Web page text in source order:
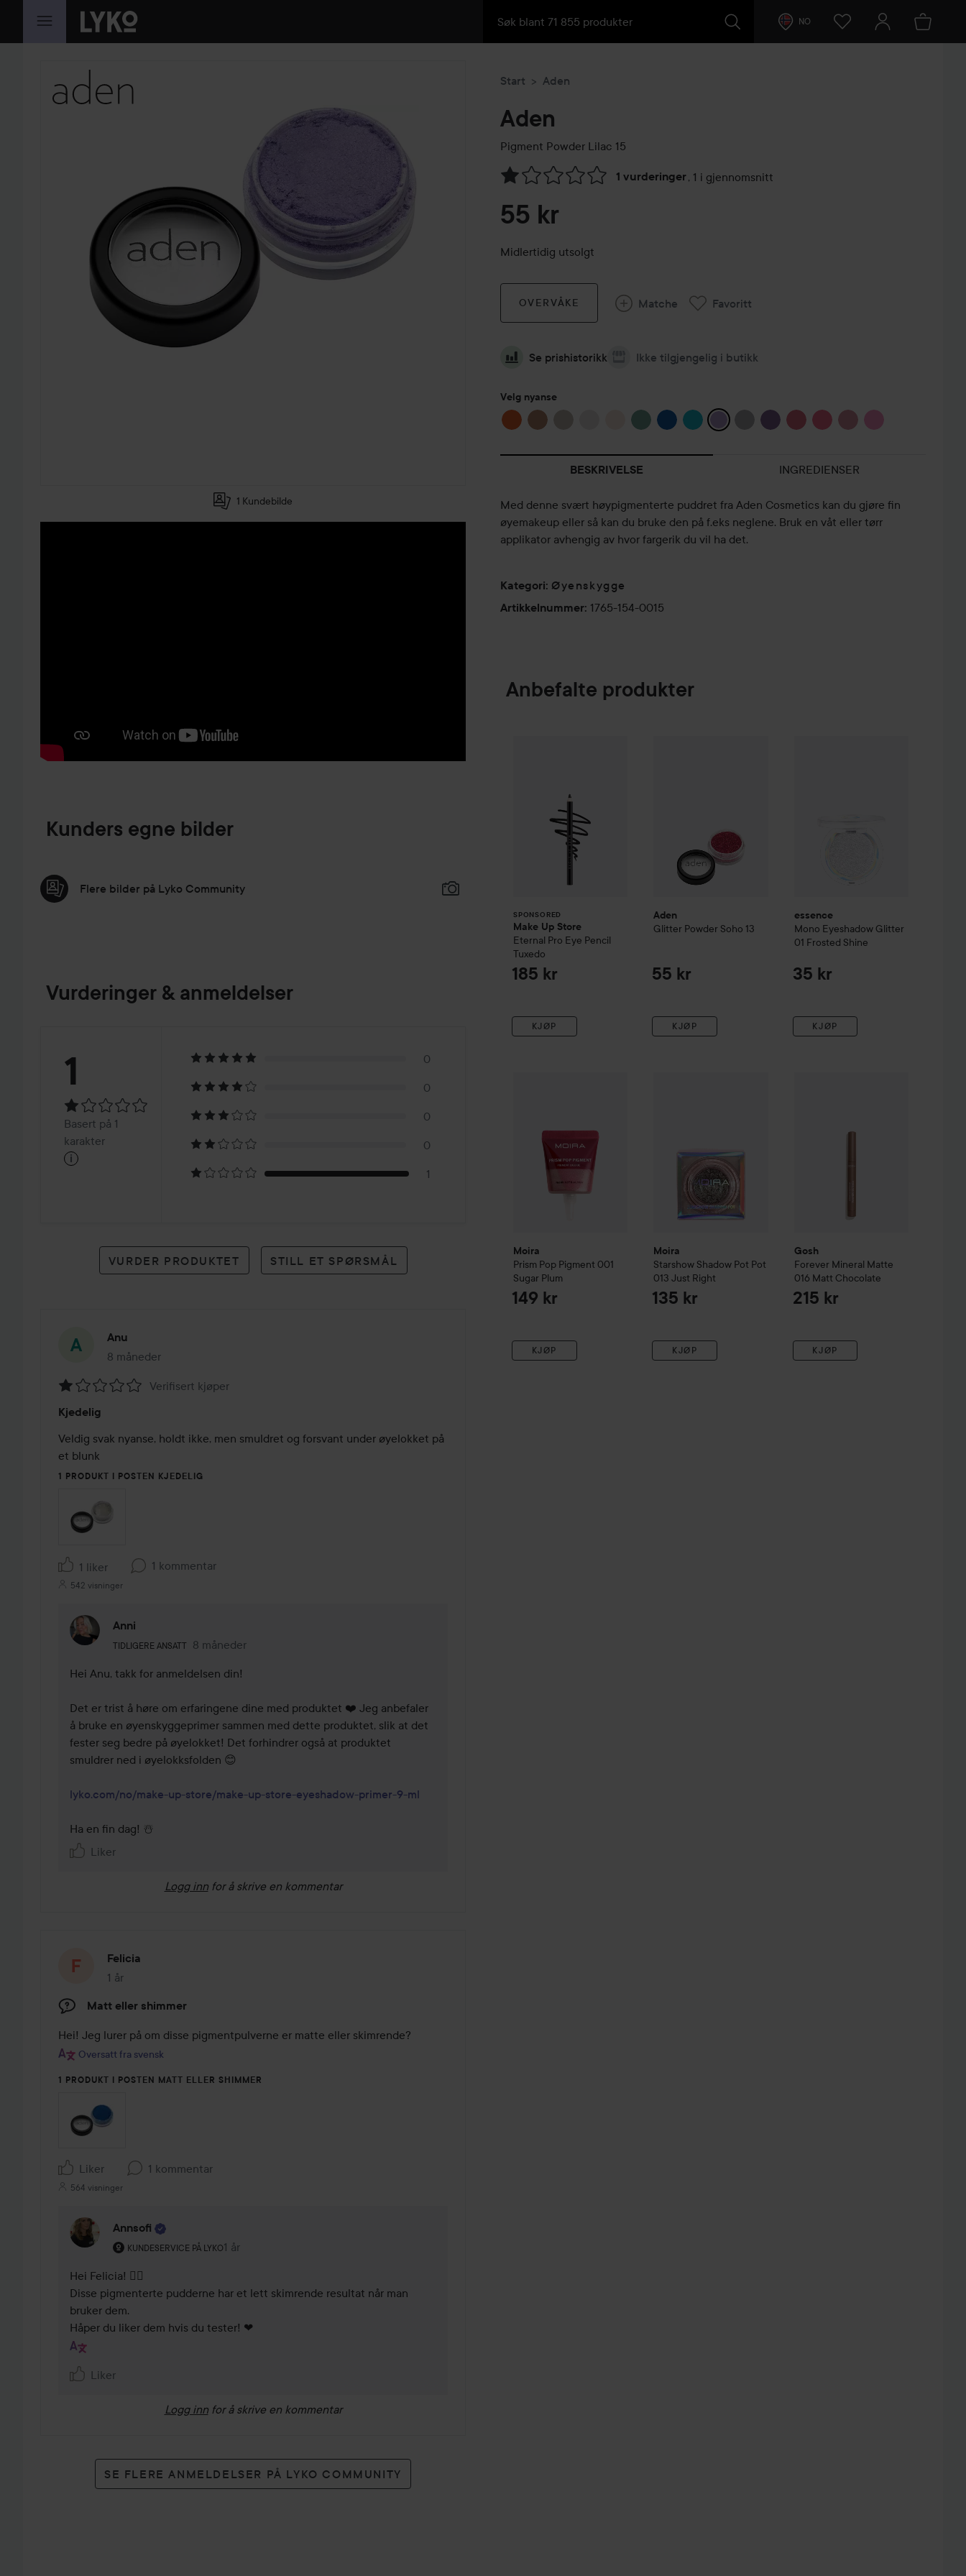
GÅ TIL INNHOLD NO
1 Kundebilde
Kunders egne bilder
Flere bilder på Lyko Community
Vurderinger & anmeldelser
Vurdering:
1Basert
på
karakter
1
Basert på 1
karakter
i
0
0
0
0
1
VURDER PRODUKTET STILL ET SPØRSMÅL
Anu
8 måneder
Innlegget ble opprettet 8 måneder
1
av
5
Verifisert kjøper
Kjedelig
Veldig svak nyanse, holdt ikke, men smuldret og forsvant under øyelokket på
et blunk
1 PRODUKT I POSTEN KJEDELIG
1 liker 1 kommentar
542 visninger
Anni
TIDLIGERE ANSATT
Brukerens rolle: Tidligere ansatt.
8 måneder
Kommentaren lades 8 måneder
Hei Anu, takk for anmeldelsen din!
Det er trist å høre om erfaringene dine med produktet ❤️ Jeg anbefaler
å bruke en øyenskyggeprimer sammen med dette produktet, slik at det
fester seg bedre på øyelokket! Det forhindrer også at produktet
smuldrer ned i øyelokksfolden 😊
lyko.com/no/make-up-store/make-up-store-eyeshadow-primer-9-ml
Ha en fin dag! ☃️
Liker
Logg inn for å skrive en kommentar
Felicia
1 år
Innlegget ble opprettet 1 år
Matt eller shimmer
Hei! Jeg lurer på om disse pigmentpulverne er matte eller skimrende?
Oversatt fra svensk
1 PRODUKT I POSTEN MATT ELLER SHIMMER
Liker 1 kommentar
564 visninger
Annsofi
KUNDESERVICE PÅ LYKO
Brukerens rolle: Kundeservice på Lyko.
1 år
Kommentaren lades 1 år
Hei Felicia! 🤸‍♀️
Disse pigmenterte pudderne har et lett skimrende resultat når man
bruker dem.
Håper du liker dem hvis du tester! ❤
Liker
Logg inn for å skrive en kommentar
SE FLERE ANMELDELSER PÅ LYKO COMMUNITY
Start Aden
Aden
Pigment Powder Lilac 15
1 vurderinger, 1 i gjennomsnitt
Gå til Vurderinger & anmeldelser
55 kr
Midlertidig utsolgt
OVERVÅKE Matche Favoritt
Se prishistorikk Ikke tilgjengelig i butikk
Velg nyanse
BESKRIVELSE INGREDIENSER
Med denne svært høypigmenterte puddret fra Aden Cosmetics kan du gjøre fin
øyemakeup eller så kan du bruke den på f.eks neglene. Bruk en våt eller tørr
applikator avhengig av hvor fargerik du vil ha det.
Kategori: Øyenskygge
Artikkelnummer: 1765-154-0015
Anbefalte produkter
SPONSORED
Make Up Store
Eternal Pro Eye Pencil
Tuxedo
185 kr
KJØP
Aden
Glitter Powder Soho 13
55 kr
KJØP
essence
Mono Eyeshadow Glitter
01 Frosted Shine
35 kr
KJØP
Moira
Prism Pop Pigment 001
Sugar Plum
149 kr
KJØP
Moira
Starshow Shadow Pot Pot
013 Just Right
135 kr
KJØP
Gosh
Forever Mineral Matte
016 Matt Chocolate
215 kr
KJØP